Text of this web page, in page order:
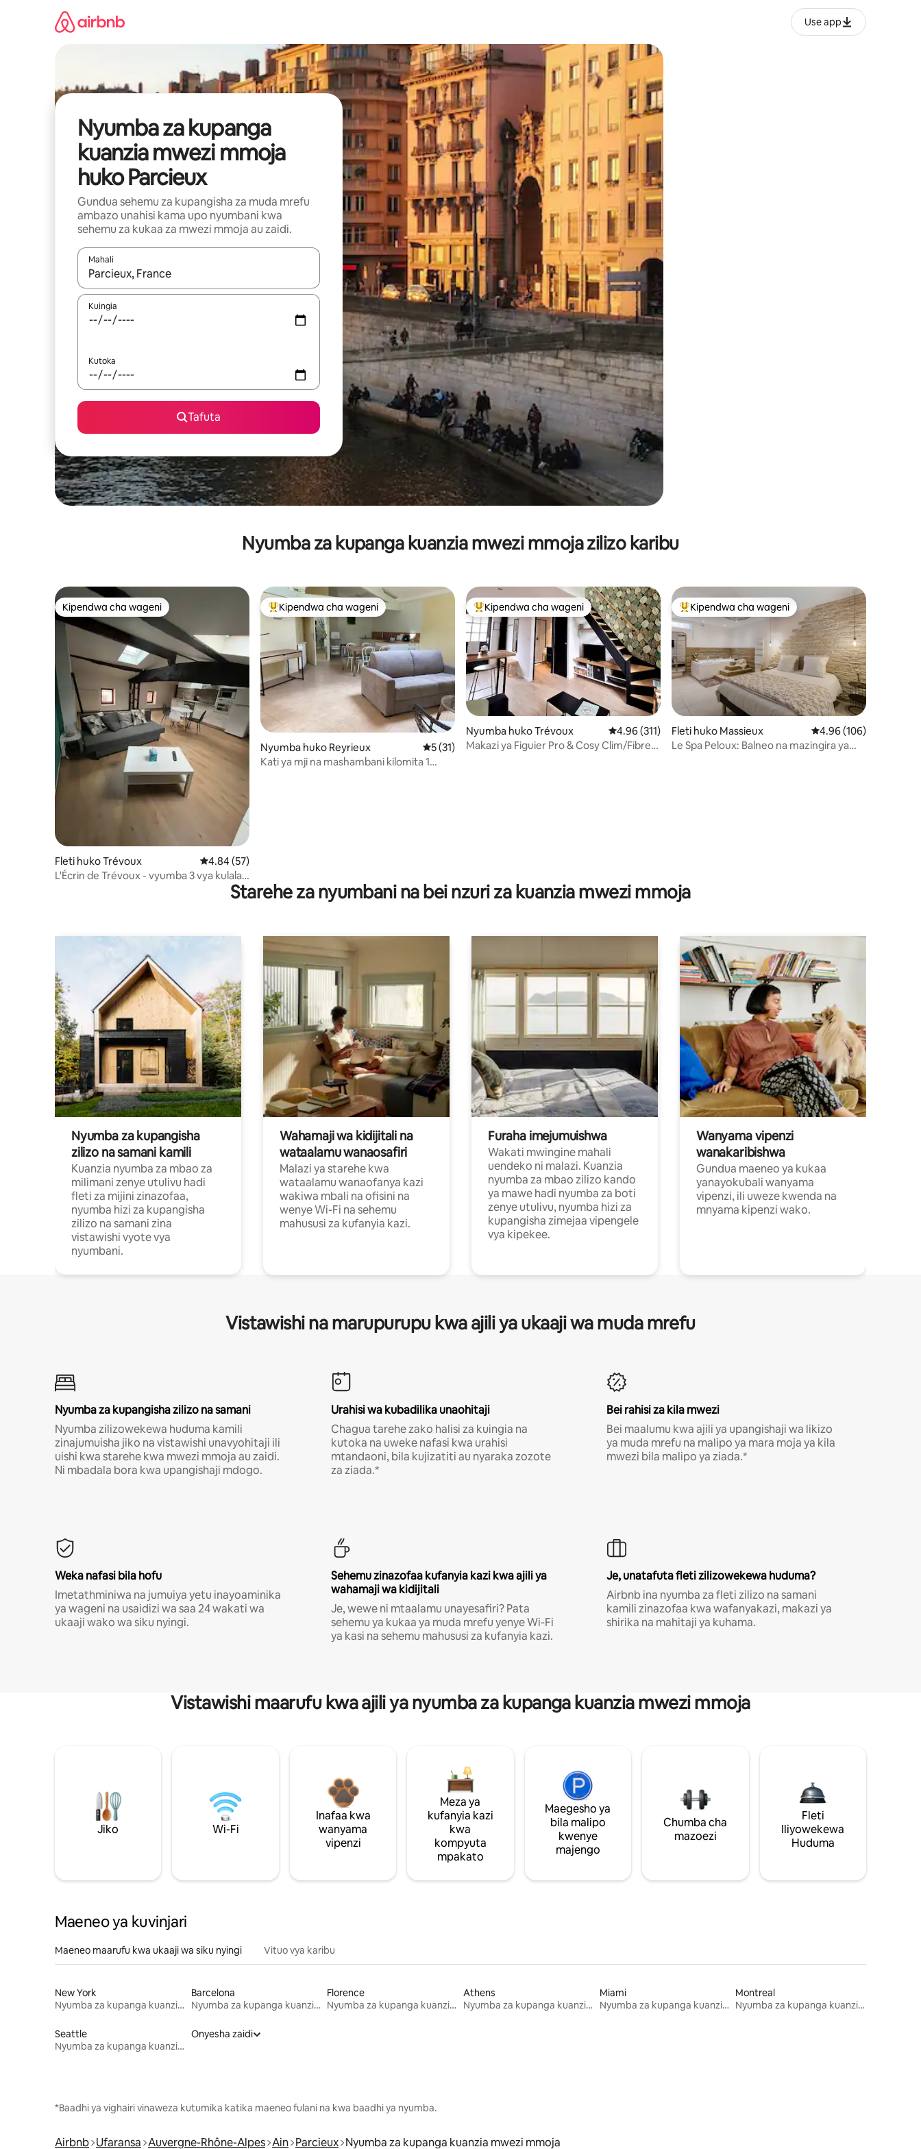
Use app
Nyumba za kupanga
kuanzia mwezi mmoja
huko Parcieux
Gundua sehemu za kupangisha za muda mrefu
ambazo unahisi kama upo nyumbani kwa
sehemu za kukaa za mwezi mmoja au zaidi.
Mahali
Wakati matokeo yanapatikana, vinjari kwa kutumia vitufe vya vishale vya juu na chini au uchunguze kwa kugusa au kutelezesha kidole kwenye ishara.
Kuingia
Kutoka
Tafuta
Nyumba za kupanga kuanzia mwezi mmoja zilizo karibu
Kipendwa cha wageni
Kipendwa cha wageni
Fleti huko Trévoux Ukadiriaji wa wastani wa 4.84 kati ya 5, tathmini 57
4.84 (57)
L'Écrin de Trévoux - vyumba 3 vya kulala
Kipendwa maarufu cha wageni
Kipendwa cha wageni
Nyumba huko Reyrieux Ukadiriaji wa wastani wa 5 kati ya 5, tathmini 31
5 (31)
Kati ya mji na mashambani kilomita 1
Kipendwa maarufu cha wageni
Kipendwa cha wageni
Nyumba huko Trévoux Ukadiriaji wa wastani wa 4.96 kati ya 5, tathmini 311
4.96 (311)
Makazi ya Figuier Pro & Cosy Clim/Fibre
Kipendwa maarufu cha wageni
Kipendwa cha wageni
Fleti huko Massieux Ukadiriaji wa wastani
4.96 (106)
Le Spa Peloux: Balneo na mazingira ya
Starehe za nyumbani na bei nzuri za kuanzia mwezi mmoja
Nyumba za kupangisha
zilizo na samani kamili
Kuanzia nyumba za mbao za
milimani zenye utulivu hadi
fleti za mijini zinazofaa,
nyumba hizi za kupangisha
zilizo na samani zina
vistawishi vyote vya
nyumbani.
Wahamaji wa kidijitali na
wataalamu wanaosafiri
Malazi ya starehe kwa
wataalamu wanaofanya kazi
wakiwa mbali na ofisini na
wenye Wi-Fi na sehemu
mahususi za kufanyia kazi.
Furaha imejumuishwa
Wakati mwingine mahali
uendeko ni malazi. Kuanzia
nyumba za mbao zilizo kando
ya mawe hadi nyumba za boti
zenye utulivu, nyumba hizi za
kupangisha zimejaa vipengele
vya kipekee.
Wanyama vipenzi
wanakaribishwa
Gundua maeneo ya kukaa
yanayokubali wanyama
vipenzi, ili uweze kwenda na
mnyama kipenzi wako.
Vistawishi na marupurupu kwa ajili ya ukaaji wa muda mrefu
Nyumba za kupangisha zilizo na samani
Nyumba zilizowekewa huduma kamili
zinajumuisha jiko na vistawishi unavyohitaji ili
uishi kwa starehe kwa mwezi mmoja au zaidi.
Ni mbadala bora kwa upangishaji mdogo.
Urahisi wa kubadilika unaohitaji
Chagua tarehe zako halisi za kuingia na
kutoka na uweke nafasi kwa urahisi
mtandaoni, bila kujizatiti au nyaraka zozote
za ziada.*
Bei rahisi za kila mwezi
Bei maalumu kwa ajili ya upangishaji wa likizo
ya muda mrefu na malipo ya mara moja ya kila
mwezi bila malipo ya ziada.*
Weka nafasi bila hofu
Imetathminiwa na jumuiya yetu inayoaminika
ya wageni na usaidizi wa saa 24 wakati wa
ukaaji wako wa siku nyingi.
Sehemu zinazofaa kufanyia kazi kwa ajili ya
wahamaji wa kidijitali
Je, wewe ni mtaalamu unayesafiri? Pata
sehemu ya kukaa ya muda mrefu yenye Wi-Fi
ya kasi na sehemu mahususi za kufanyia kazi.
Je, unatafuta fleti zilizowekewa huduma?
Airbnb ina nyumba za fleti zilizo na samani
kamili zinazofaa kwa wafanyakazi, makazi ya
shirika na mahitaji ya kuhama.
Vistawishi maarufu kwa ajili ya nyumba za kupanga kuanzia mwezi mmoja
Jiko Wi-Fi
Inafaa kwa
wanyama
vipenzi
Meza ya
kufanyia kazi
kwa
kompyuta
mpakato
Maegesho ya
bila malipo
kwenye
majengo
Chumba cha
mazoezi
Fleti
Iliyowekewa
Huduma
Maeneo ya kuvinjari
Maeneo maarufu kwa ukaaji wa siku nyingi Vituo vya karibu
New York
Nyumba za kupanga kuanzia mwezi mmoja
Barcelona
Nyumba za kupanga kuanzia mwezi mmoja
Florence
Nyumba za kupanga kuanzia mwezi mmoja
Athens
Nyumba za kupanga kuanzia mwezi mmoja
Miami
Nyumba za kupanga kuanzia mwezi mmoja
Montreal
Nyumba za kupanga kuanzia mwezi mmoja
Seattle
Nyumba za kupanga kuanzia mwezi mmoja
Onyesha zaidi
*Baadhi ya vighairi vinaweza kutumika katika maeneo fulani na kwa baadhi ya nyumba.
Airbnb Ufaransa Auvergne-Rhône-Alpes Ain Parcieux Nyumba za kupanga kuanzia mwezi mmoja